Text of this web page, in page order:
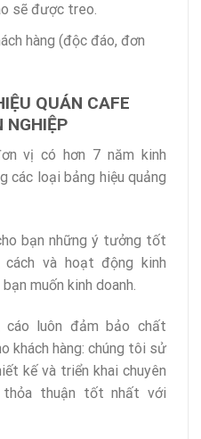
sẽ được treo.
hàng (độc đáo, đơn
QUÁN CAFE
NGHIỆP
vị có hơn 7 năm kinh
các loại bảng hiệu quảng
bạn những ý tưởng tốt
và hoạt động kinh
muốn kinh doanh.
cáo luôn đảm bảo chất
khách hàng: chúng tôi sử
kế và triển khai chuyên
thuận tốt nhất với